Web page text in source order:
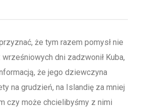
że tym razem pomysł nie
wrześniowych dni zadzwonił Kuba,
że jego dziewczyna
na grudzień, na Islandię za mniej
czy może chcielibyśmy z nimi